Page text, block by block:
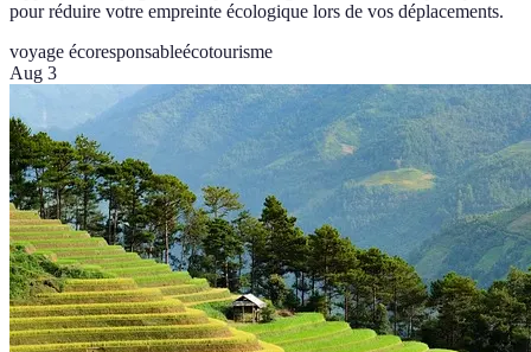
pour réduire votre empreinte écologique lors de vos déplacements.
voyage écoresponsableécotourisme
Aug 3